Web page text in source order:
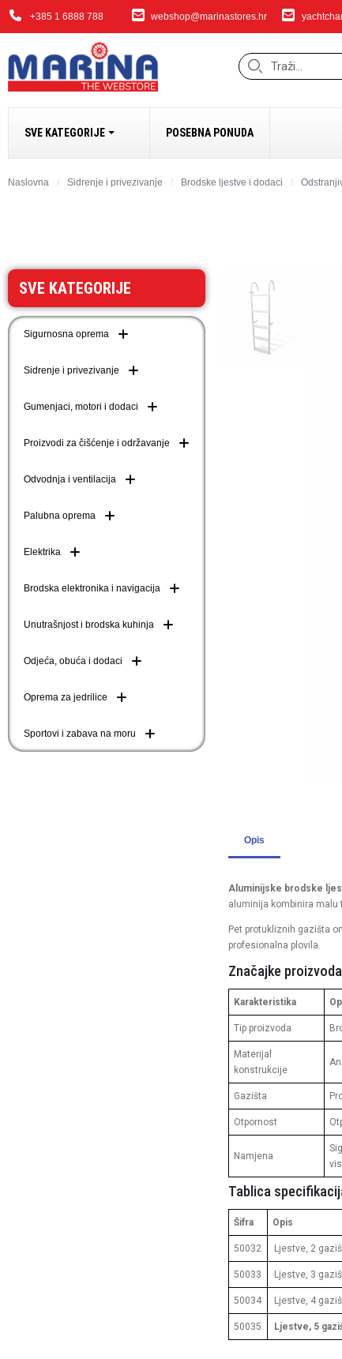
+385 1 6888 788 webshop@marinastores.hr
SVE KATEGORIJE
SIDRENJE I
Sidra i dodaci
Lanci
POSEBNA PONUDA
Naslovna Sidrenje i privezivanje Brodske ljestve i dodaci
SVE KATEGORIJE
Sigurnosna oprema
Sidrenje i privezivanje
Gumenjaci, motori i dodaci
Proizvodi za čišćenje i održavanje
Odvodnja i ventilacija
Palubna oprema
Elektrika
Brodska elektronika i navigacija
Unutrašnjost i brodska kuhinja
Odjeća, obuća i dodaci
Oprema za jedrilice
Sportovi i zabava na moru
Opis
Aluminijske brodske
aluminija kombinira malu
Pet protukliznih gazišta
profesionalna plovila.
Značajke proizvoda
Karakteristika
Tip proizvoda
Materijal
konstrukcije
Gazišta
Otpornost
Namjena
Tablica
Šifra Opis
50032 Ljestve, 2
50033 Ljestve, 3
50034 Ljestve, 4
50035 Ljestve, 5